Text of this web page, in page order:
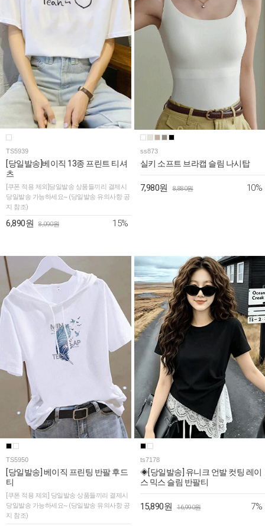
TS5939
[당일발송]베이직 13종 프린트 티셔
츠
[쿠폰 적용 제외]당일발송 상품들끼리 결제시
당일발송 가능하세요~ (당일발송 유의사항 공
지 참조)
6,890원 8,090원 15%
ss873
실키 소프트 브라캡 슬림 나시탑
7,980원 8,880원 10%
TS5950
[당일발송] 베이직 프린팅 반팔 후드
티
[쿠폰 적용 제외] 당일발송 상품들끼리 결제시
당일발송 가능하세요~ (당일발송 유의사항 공
지 참조)
ts7178
◈[당일발송] 유니크 언발 컷팅 레이
스 믹스 슬림 반팔티
15,890원 16,990원 7%